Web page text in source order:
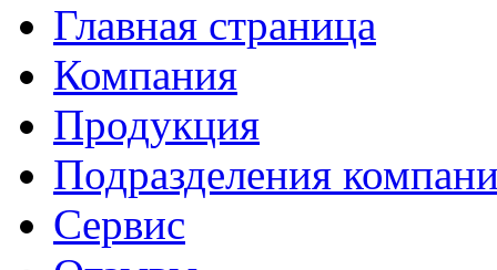
Главная страница
Компания
Продукция
Подразделения
Сервис